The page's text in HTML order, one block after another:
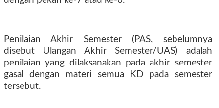
Penilaian Akhir Semester (PAS, sebelumnya
disebut Ulangan Akhir Semester/UAS) adalah
penilaian yang dilaksa­nakan pada akhir semester
gasal dengan materi semua KD pada semester
tersebut.